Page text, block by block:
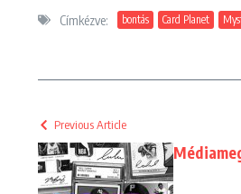
Címkézve: bontás Card Planet
Previous Article